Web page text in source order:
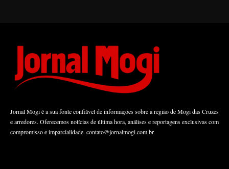
Jornal Mogi é a sua fonte confiável de informações sobre a região de Mogi das Cruzes
e arredores. Oferecemos notícias de última hora, análises e reportagens exclusivas com
compromisso e imparcialidade. contato@jornalmogi.com.br